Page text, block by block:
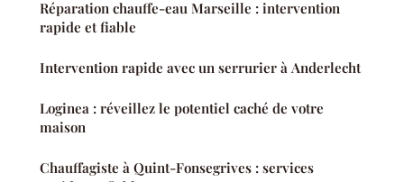
Réparation chauffe-eau Marseille : intervention
rapide et fiable
Intervention rapide avec un serrurier à Anderlecht
Loginea : réveillez le potentiel caché de votre
maison
Chauffagiste à Quint-Fonsegrives : services